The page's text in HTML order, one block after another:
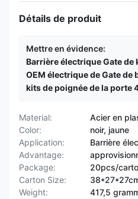
Détails de produit
Mettre en évidence:
Barrière électrique Gate de
OEM électrique de Gate de
kits de poignée de la porte
Material:
Acier en
Color:
noir, jaune
Application:
Barrière
Advantage:
Package:
20pcs/
Carton Size:
Weight:
417,5